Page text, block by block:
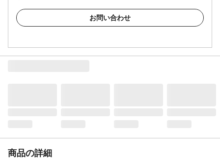
お問い合わせ
商品の詳細